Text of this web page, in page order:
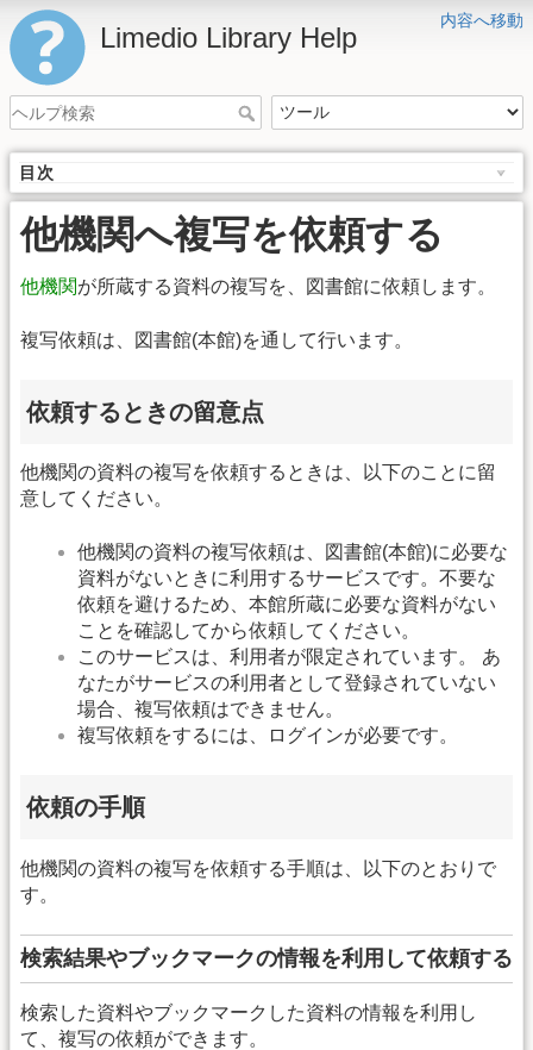
内容へ移動
Limedio Library Help
目次
他機関へ複写を依頼する
他機関が所蔵する資料の複写を、図書館に依頼します。
複写依頼は、図書館(本館)を通して行います。
依頼するときの留意点
他機関の資料の複写を依頼するときは、以下のことに留
意してください。
他機関の資料の複写依頼は、図書館(本館)に必要な
資料がないときに利用するサービスです。不要な
依頼を避けるため、本館所蔵に必要な資料がない
ことを確認してから依頼してください。
このサービスは、利用者が限定されています。 あ
なたがサービスの利用者として登録されていない
場合、複写依頼はできません。
複写依頼をするには、ログインが必要です。
依頼の手順
他機関の資料の複写を依頼する手順は、以下のとおりで
す。
検索結果やブックマークの情報を利用して依頼する
検索した資料やブックマークした資料の情報を利用し
て、複写の依頼ができます。